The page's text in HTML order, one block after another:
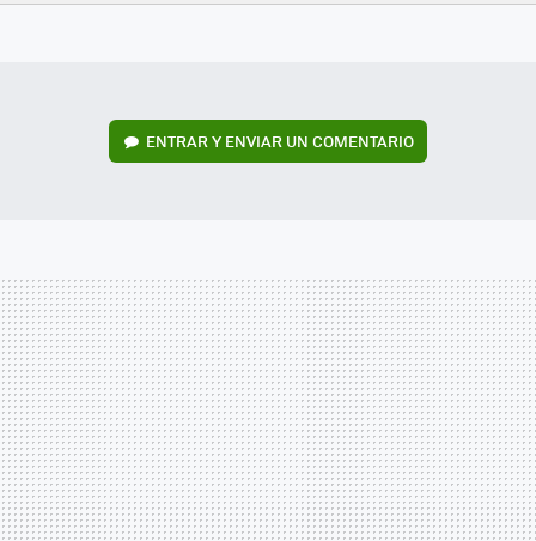
FACEBOOK
TWITTERFLIPBOARD
E-
WHATSAPP
ENTRAR Y ENVIAR UN COMENTARIO